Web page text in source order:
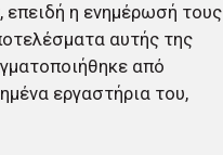
επειδή η ενημέρωσή τους
αυτής της
από
εργαστήρια του,